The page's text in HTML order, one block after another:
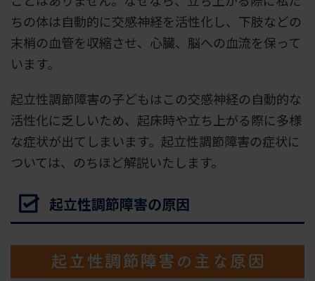
ちの体は自動的に交感神経を活性化し、下肢などの
末梢の血管を収縮させ、心臓、脳への血流を保って
います。
起立性調節障害の子どもはこの交感神経の自動的な
活性化に乏しいため、起床時や立ち上がる際に多様
な症状が出てしまいます。起立性調節障害の症状に
ついては、のちほど解説いたします。
起立性調節障害の原因